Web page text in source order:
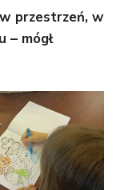
przestrzeń, w
– mógł